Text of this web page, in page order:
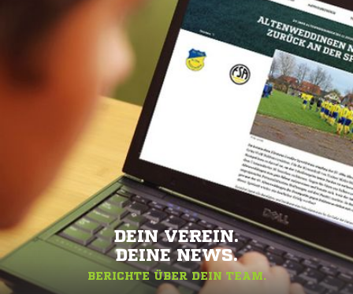
DEIN VEREIN.
DEINE NEWS.
BERICHTE ÜBER DEIN TEAM.